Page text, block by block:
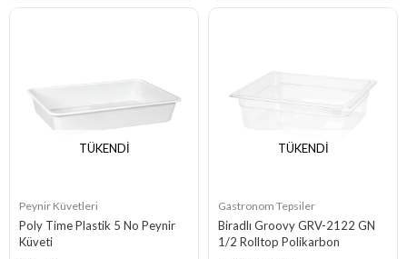
TÜKENDI
Peynir Küvetleri
Poly Time Plastik 5 No Peynir
Küveti
TÜKENDI
Gastronom Tepsiler
Biradlı Groovy GRV-2122 GN
1/2 Rolltop Polikarbon